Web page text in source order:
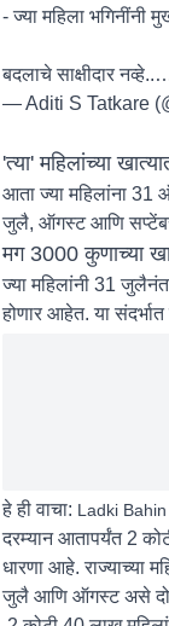
- ज्या महिला भगिनींनी
बदलाचे साक्षीदार
— Aditi S Tatkare
'त्या' महिलांच्या
आता ज्या महिलांना 31
जुलै, ऑगस्ट आणि सप्टेंबर
मग 3000 कुणाच्या
ज्या महिलांनी 31
होणार आहेत. या
हे ही वाचा: Ladki Bahin
दरम्यान आतापर्यंत 2
धारणा आहे. राज्याच्या
जुलै आणि ऑगस्ट असे